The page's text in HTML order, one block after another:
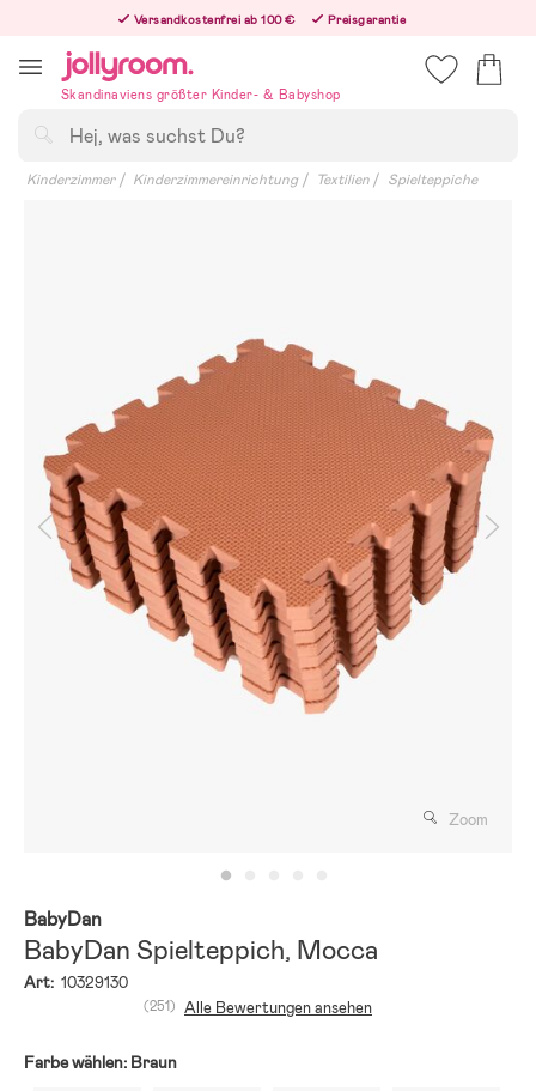
innehållet
Versandkostenfrei ab 100 €
Preisgarantie
Bestelle heute, dann versenden wir direkt nach dem Feiertag
Skandinaviens größter Kinder- & Babyshop
Kinderzimmer Kinderzimmereinrichtung Textilien Spielteppiche
Zoom
BabyDan
BabyDan Spielteppich, Mocca
Art: 10329130
(251) Alle Bewertungen ansehen
Farbe wählen: Braun